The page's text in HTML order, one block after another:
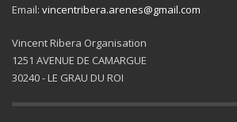
Email: vincentribera.arenes@gmail.com
Vincent Ribera Organisation
1251 AVENUE DE CAMARGUE
30240 - LE GRAU DU ROI